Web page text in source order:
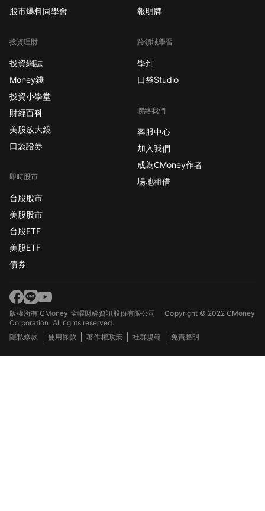
股市爆料同學會
投資理財
投資網誌
Money錢
投資小學堂
財經百科
美股放大鏡
口袋證券
即時股市
台股股市
美股股市
台股ETF
美股ETF
債券
報明牌
跨領域學習
學到
口袋Studio
聯絡我們
客服中心
加入我們
成為CMoney作者
場地租借
版權所有 CMoney 全曜財經資訊股份有限公司Copyright © 2022 CMoney
Corporation. All rights reserved.
隱私條款
使用條款 著作權政策 社群規範 免責聲明